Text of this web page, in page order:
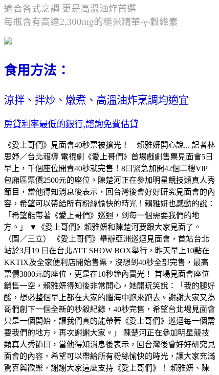
適合各式烹調 更是高溫油炸首選
每瓶含有高達2,300mg的糙米精華-γ-穀維素
食用方法：
涼拌、拌炒、燉煮、高溫油炸烹調均適宜
房貸利率最低的銀行,諮詢免費估貸
《愛上哥們》見面會40秒票被搶光！ 賴雅妍開心說... 記者林
思妤／台北報導 電視劇《愛上哥們》首場戲劇售票見面會5日
早上，千個座位開賣40秒就完售！8日緊急加開42個二樓VlP
包廂區票價2500元的座位。陳楚河正在參加明星競技類真人秀
節目，當他得知消息後表示，回台灣後會好好研究見面會的內
容，希望可以帶給所有粉絲愉快的時光！賴雅妍也感動的說：
「希望能帶著《愛上哥們》巡迴，到每一個需要我們的地
方。」 ▼《愛上哥們》賴雅妍和陳楚河要跟大家見面了。
（圖／三立） 《愛上哥們》舉辦亞洲巡迴見面會，首站台北
站於3月19 日在台北ATT SHOW BOX舉行，昨天早上10點在
KKTIX及全家便利店開始售票，沒想到40秒全部完售，最高
票價3800元的座位，更是在10秒鐘內賣光！ 首場見面會座位
銷售一空，賴雅妍得知後非常開心，她開玩笑說：「我的腿好
酸，想必整個早上都在大家的腦海中跑來跑去。謝謝大家又為
哥們創下一個全新的秒殺紀錄，40秒完售，希望台北場見面會
只是一個開始，讓我們真的能帶著《愛上哥們》巡迴每一個需
要我們的地方，再次謝謝大家。」 陳楚河正在參加明星競技
類真人秀節目，當他得知消息後表示，回台灣後會好好研究見
面會的內容，希望可以帶給所有粉絲愉快的時光，讓大家充滿
驚喜與歡樂，謝謝大家這麼支持《愛上哥們》！ 賴雅妍、陳